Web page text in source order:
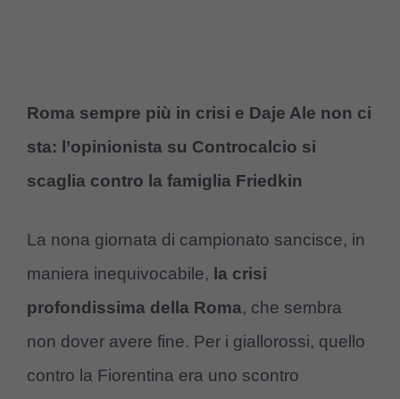
Roma sempre più in crisi e Daje Ale non ci
sta: l’opinionista su Controcalcio si
scaglia contro la famiglia Friedkin
La nona giornata di campionato sancisce, in
maniera inequivocabile, la crisi
profondissima della Roma, che sembra
non dover avere fine. Per i giallorossi, quello
contro la Fiorentina era uno scontro